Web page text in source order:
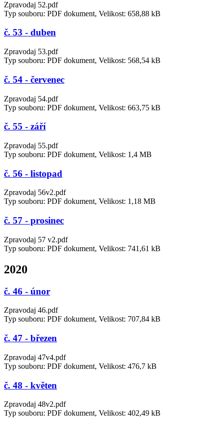
Zpravodaj 52.pdf
Typ souboru: PDF dokument, Velikost: 658,88 kB
č. 53 - duben
Zpravodaj 53.pdf
Typ souboru: PDF dokument, Velikost: 568,54 kB
č. 54 - červenec
Zpravodaj 54.pdf
Typ souboru: PDF dokument, Velikost: 663,75 kB
č. 55 - září
Zpravodaj 55.pdf
Typ souboru: PDF dokument, Velikost: 1,4 MB
č. 56 - listopad
Zpravodaj 56v2.pdf
Typ souboru: PDF dokument, Velikost: 1,18 MB
č. 57 - prosinec
Zpravodaj 57 v2.pdf
Typ souboru: PDF dokument, Velikost: 741,61 kB
2020
č. 46 - únor
Zpravodaj 46.pdf
Typ souboru: PDF dokument, Velikost: 707,84 kB
č. 47 - březen
Zpravodaj 47v4.pdf
Typ souboru: PDF dokument, Velikost: 476,7 kB
č. 48 - květen
Zpravodaj 48v2.pdf
Typ souboru: PDF dokument, Velikost: 402,49 kB